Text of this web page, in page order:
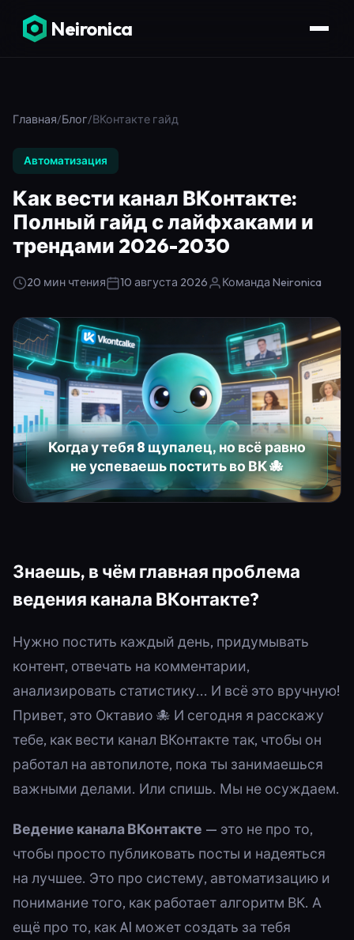
Neironica
Главная/Блог/ВКонтакте гайд
Автоматизация
Как вести канал ВКонтакте:
Полный гайд с лайфхаками и
трендами 2026-2030
20 мин чтения 10 августа 2026 Команда Neironica
Когда у тебя 8 щупалец, но всё равно
не успеваешь постить во ВК 🐙
Знаешь, в чём главная проблема
ведения канала ВКонтакте?
Нужно постить каждый день, придумывать
контент, отвечать на комментарии,
анализировать статистику... И всё это вручную!
Привет, это Октавио 🐙 И сегодня я расскажу
тебе, как вести канал ВКонтакте так, чтобы он
работал на автопилоте, пока ты занимаешься
важными делами. Или спишь. Мы не осуждаем.
Ведение канала ВКонтакте — это не про то,
чтобы просто публиковать посты и надеяться
на лучшее. Это про систему, автоматизацию и
понимание того, как работает алгоритм ВК. А
ещё про то, как AI может создать за тебя